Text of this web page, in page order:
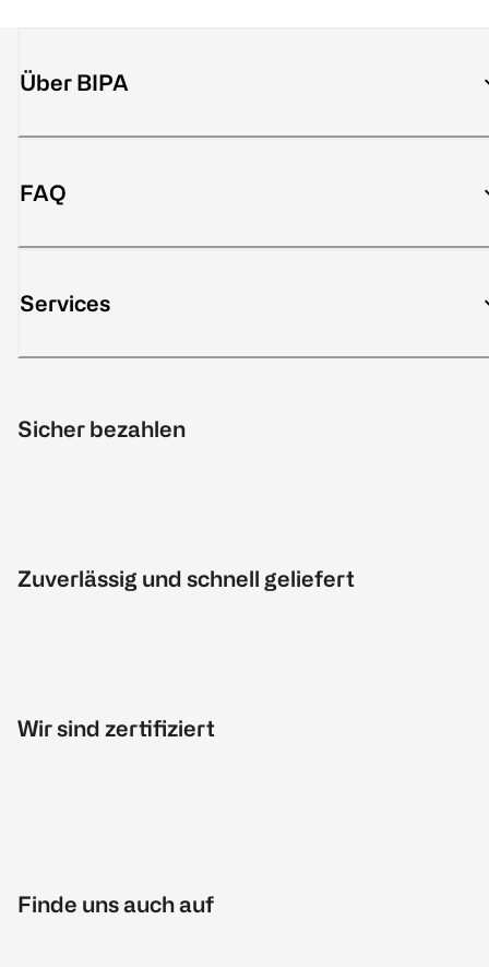
Über BIPA
FAQ
Services
Sicher bezahlen
Zuverlässig und schnell geliefert
Wir sind zertifiziert
Finde uns auch auf